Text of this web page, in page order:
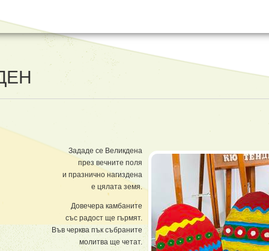
Зададе се Великдена
през вечните поля
и празнично нагиздена
е цялата земя.
Довечера камбаните
със радост ще гърмят.
Във черква пък събраните
молитва ще четат.